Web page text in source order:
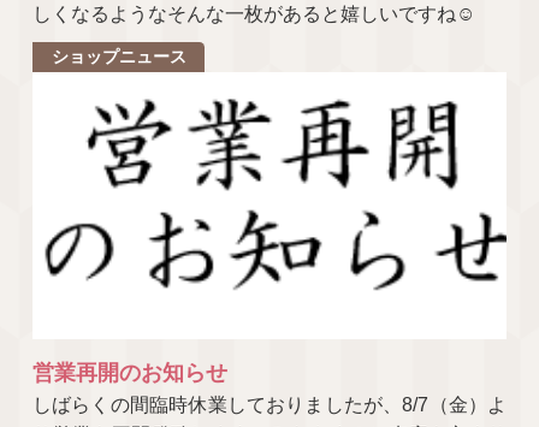
しくなるようなそんな一枚があると嬉しいですね☺
ショップニュース
営業再開のお知らせ
しばらくの間臨時休業しておりましたが、8/7（金）よ